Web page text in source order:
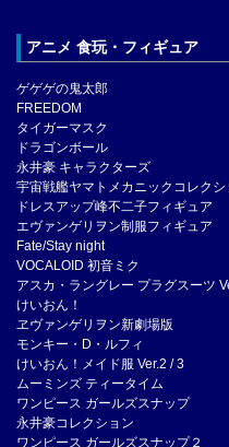
アニメ 食玩・フィギュア
ゲゲゲの鬼太郎
FREEDOM
タイガーマスク
ドラゴンボール
永井豪 キャラクターズ
宇宙戦艦ヤマトメカニックコレクシ
ドレスアップ峰不二子フィギュア
エヴァンゲリヲン制服フィギュア
Fate/Stay night
VOCALOID 初音ミク
アスカ・ラングレー プラグスーツ
けいおん！
ヱヴァンゲリヲン新劇場版
モンキー・D・ルフィ
けいおん！メイド服 Ver.2 / 3
ムーミンズ ティータイム
ワンピース ガールズスナップ
永井豪コレクション
ワンピース ガールズスナップ２